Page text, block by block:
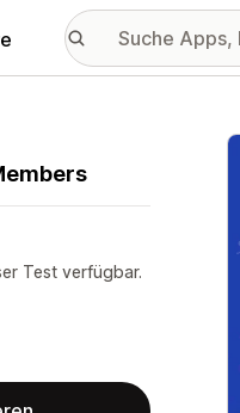
Test verfügbar.